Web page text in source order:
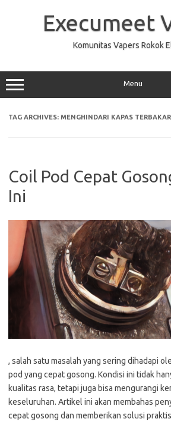
Execumeet
Komunitas Vapers Rokok
Menu
TAG ARCHIVES: MENGHINDARI KAPAS
Coil Pod Cepat
Ini
, salah satu masalah yang sering dihadapi
pod yang cepat gosong. Kondisi ini tidak
kualitas rasa, tetapi juga bisa mengurangi
keseluruhan. Artikel ini akan membahas
cepat gosong dan memberikan solusi